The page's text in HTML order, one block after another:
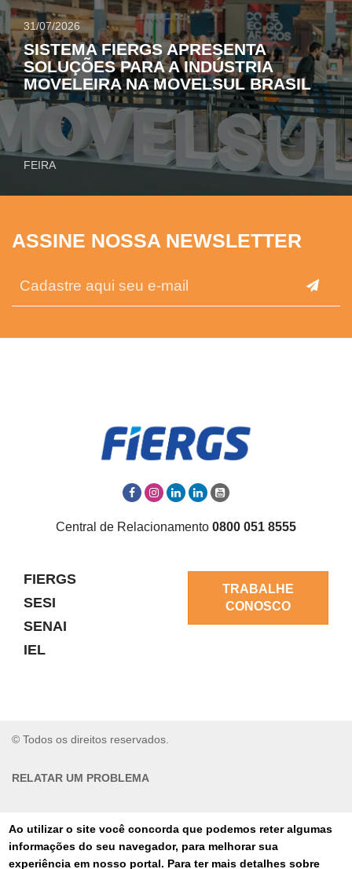
Ao utilizar o site você concorda que podemos reter algumas
informações do seu navegador, para melhorar sua
experiência em nosso portal. Para ter mais detalhes sobre
31/07/2026
SISTEMA FIERGS APRESENTA
SOLUÇÕES PARA A INDÚSTRIA
MOVELEIRA NA MOVELSUL BRASIL
FEIRA
ASSINE NOSSA NEWSLETTER
Central de Relacionamento 0800 051 8555
FIERGS
SESI
SENAI
IEL
TRABALHE
CONOSCO
© Todos os direitos reservados.
RELATAR UM PROBLEMA
PORTAL DE COMPRAS